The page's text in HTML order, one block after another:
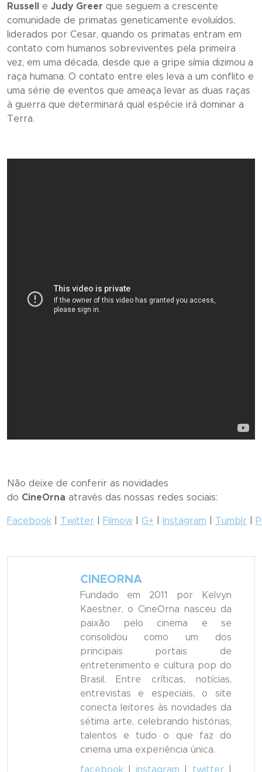
Russell
e Judy Greer que seguem a crescente
comunidade de primatas geneticamente evoluídos,
liderados por Cesar, quando os primatas entram em
contato com humanos sobreviventes pela primeira
vez, em uma década, desde que a gripe símia dizimou a
raça humana. O contato entre eles leva a um conflito e
uma série de eventos que ameaça levar as duas raças
à guerra que determinará qual espécie irá dominar a
Terra.
Não deixe de conferir as novidades
do CineOrna através das nossas redes sociais:
Facebook Twitter Filmow G+ Instagram Tumblr
CINEORNA
Fundado em 2011 por Kelvyn
Kaestner, o CineOrna nasceu da
paixão pelo cinema e se
consolidou como um dos
principais portais de
entretenimento e cultura pop do
Brasil. Entre críticas, notícias,
entrevistas e especiais, o site
conecta leitores às novidades da
sétima arte, celebrando histórias,
talentos e tudo o que faz do
cinema uma experiência única.
facebook|instagram twitter|